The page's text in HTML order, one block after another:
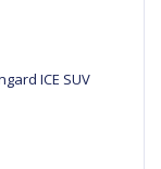
ICE SUV